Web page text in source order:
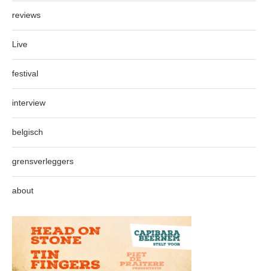
reviews
Live
festival
interview
belgisch
grensverleggers
about